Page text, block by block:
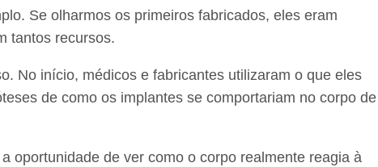
Se olharmos os primeiros fabricados, eles eram
tantos recursos.
No início, médicos e fabricantes utilizaram o que eles
de como os implantes se comportariam no corpo de
oportunidade de ver como o corpo realmente reagia à